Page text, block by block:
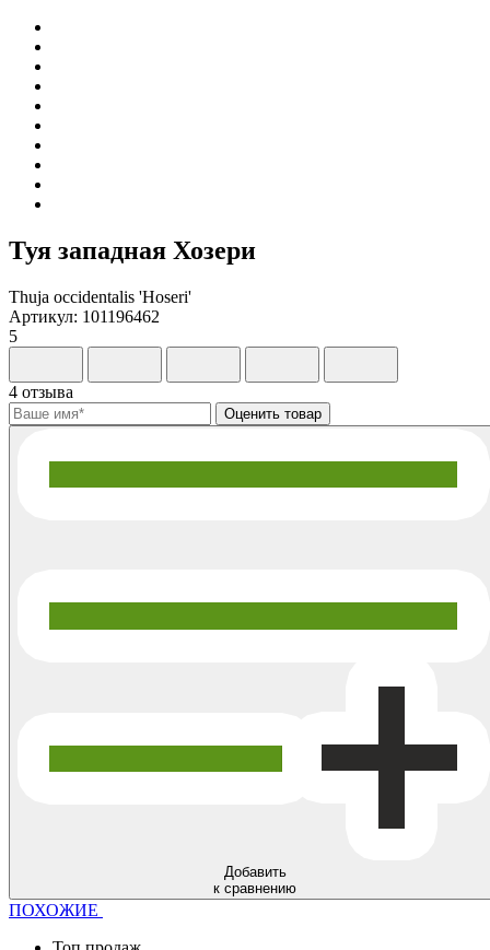
Туя западная Хозери
Thuja occidentalis 'Hoseri'
Артикул: 101196462
5
4 отзыва
Добавить
к сравнению
ПОХОЖИЕ